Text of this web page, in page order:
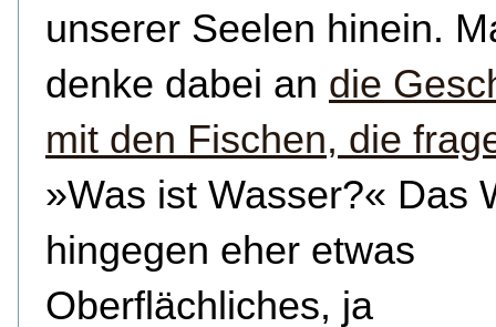
unserer Seelen hinein.
denke dabei an die
mit den Fischen, die
»Was ist Wasser?« Das
hingegen eher etwas
Oberflächliches, ja